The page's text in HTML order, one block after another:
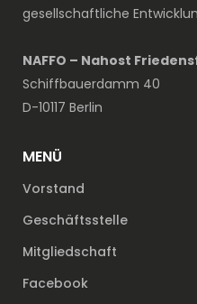
gesellschaftliche
NAFFO – Nahost
Schiffbauerdamm 40
D-10117 Berlin
MENÜ
Vorstand
Geschäftsstelle
Mitgliedschaft
Facebook